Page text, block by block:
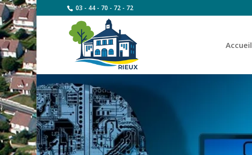
03 - 44 - 70 - 72 - 72
Accueil